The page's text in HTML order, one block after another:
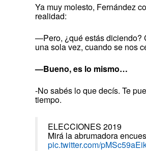
Ya muy molesto, Fernández
realidad:
—Pero, ¿qué estás diciendo?
una sola vez, cuando se nos
—Bueno, es lo mismo…
-No sabés lo que decís. Te
tiempo.
ELECCIONES 2019
Mirá la abrumadora
pic.twitter.com/